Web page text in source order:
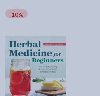
-10%